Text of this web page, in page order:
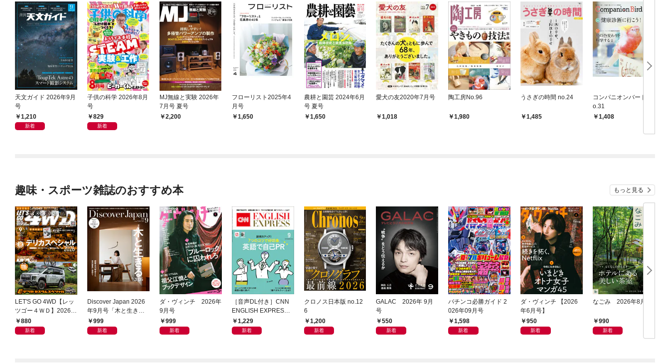
天文ガイド 2026年9月
号
1,210
新着
子供の科学 2026年8月
号
829
新着
MJ無線と実験 2026年
7月号 夏号
2,200
フローリスト2025年4
月号
1,650
農耕と園芸 2024年6月
号 夏号
1,650
愛犬の友2020年7月号
1,018
陶工房No.96
1,980
うさぎの時間 no.24
1,485
コンパニオンバード N
o.31
1,408
趣味・スポーツ雑誌のおすすめ本 もっと見る
LET'S GO 4WD【レッ
ツゴー４ＷＤ】2026年
09月号
880
新着
Discover Japan 2026
年9月号「木と生きる
2026（表紙：古川琴音
さん）」
999
新着
ダ・ヴィンチ 2026年
9月号
999
新着
［音声DL付き］CNN
ENGLISH EXPRESS 2
026年9月号
1,229
新着
クロノス日本版 no.12
6
1,200
新着
GALAC 2026年 9月
号
550
新着
パチンコ必勝ガイド 2
026年09月号
1,598
新着
ダ・ヴィンチ 【2026
年6月号】
950
新着
なごみ 2026年8月号
990
新着